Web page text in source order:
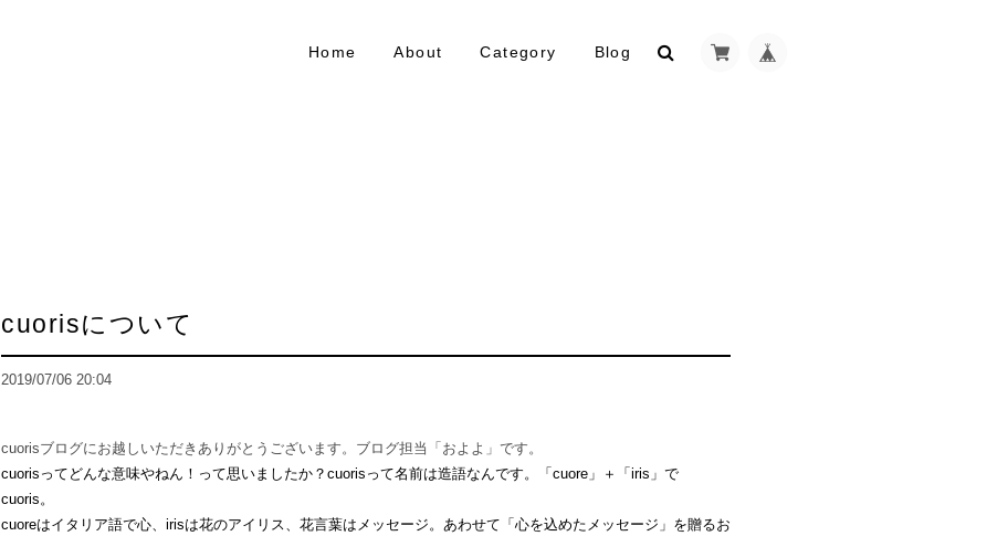
Home About Category Blog
cuorisについて
2019/07/06 20:04
cuorisブログにお越しいただきありがとうございます。ブログ担当「およよ」です。
cuorisってどんな意味やねん！って思いましたか？cuorisって名前は造語なんです。「cuore」＋「iris」で
cuoris。
cuoreはイタリア語で心、irisは花のアイリス、花言葉はメッセージ。あわせて「心を込めたメッセージ」を贈るお